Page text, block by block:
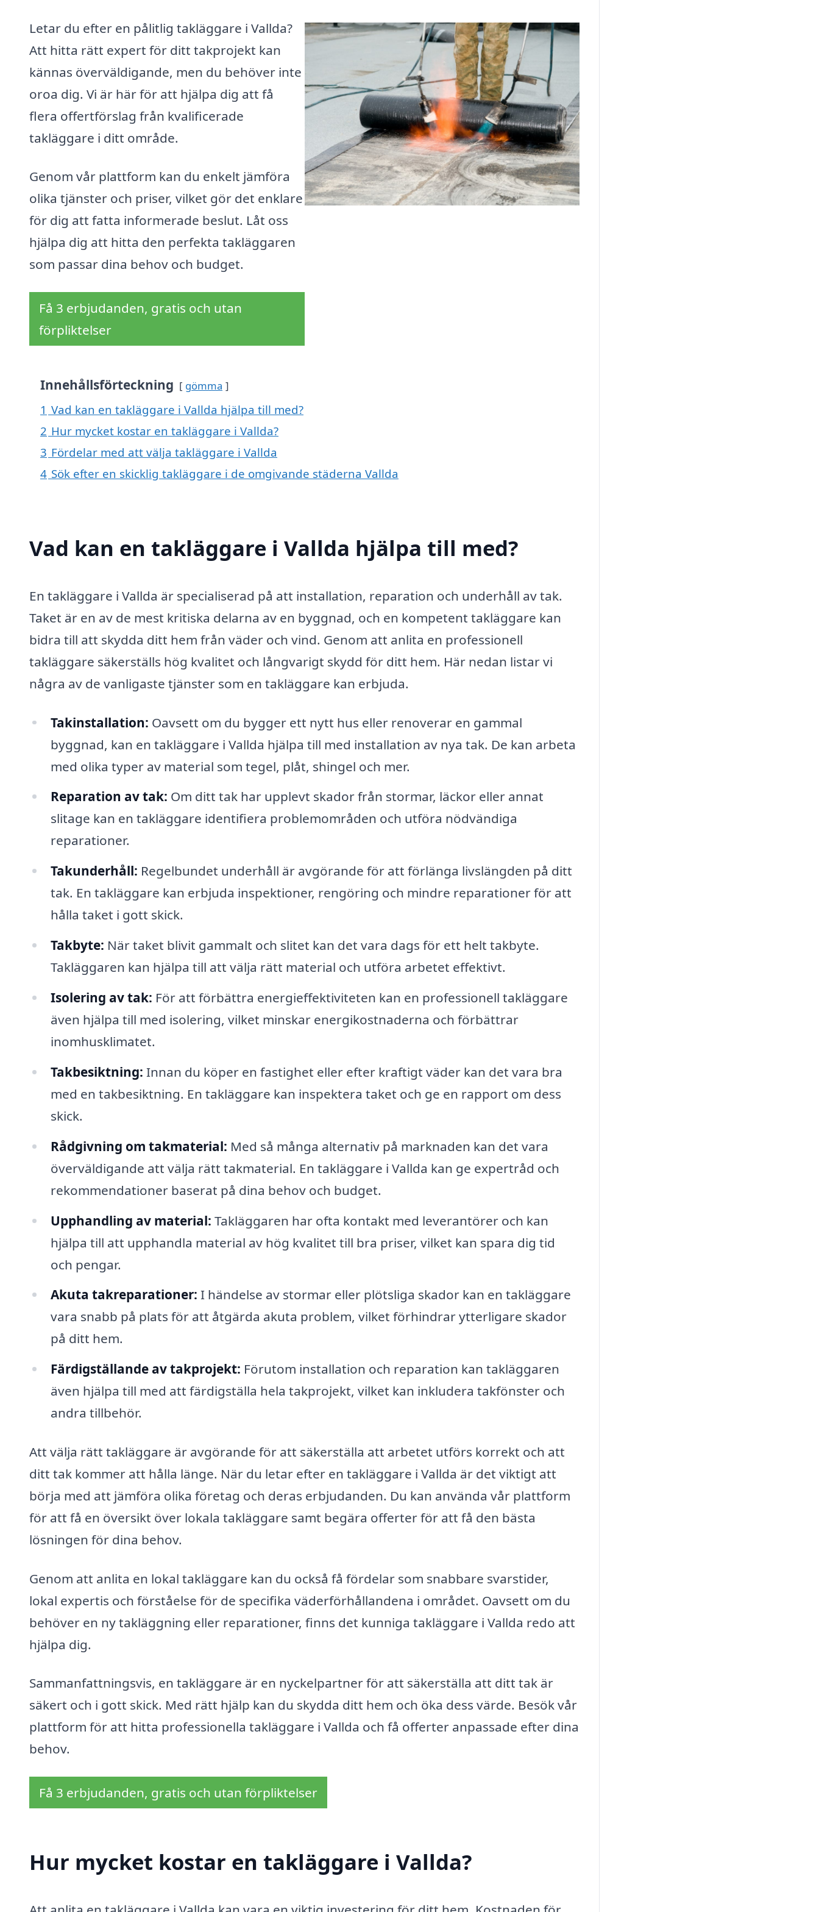
Letar du efter en pålitlig takläggare i Vallda?
Att hitta rätt expert för ditt takprojekt kan
kännas överväldigande, men du behöver inte
oroa dig. Vi är här för att hjälpa dig att få
flera offertförslag från kvalificerade
takläggare i ditt område.
Genom vår plattform kan du enkelt jämföra
olika tjänster och priser, vilket gör det enklare
för dig att fatta informerade beslut. Låt oss
hjälpa dig att hitta den perfekta takläggaren
som passar dina behov och budget.
Få 3 erbjudanden, gratis och utan
förpliktelser
Innehållsförteckning gömma
1 Vad kan en takläggare i Vallda hjälpa till med?
2 Hur mycket kostar en takläggare i Vallda?
3 Fördelar med att välja takläggare i Vallda
4 Sök efter en skicklig takläggare i de omgivande städerna Vallda
Vad kan en takläggare i Vallda hjälpa till med?
En takläggare i Vallda är specialiserad på att installation, reparation och underhåll av tak.
Taket är en av de mest kritiska delarna av en byggnad, och en kompetent takläggare kan
bidra till att skydda ditt hem från väder och vind. Genom att anlita en professionell
takläggare säkerställs hög kvalitet och långvarigt skydd för ditt hem. Här nedan listar vi
några av de vanligaste tjänster som en takläggare kan erbjuda.
Takinstallation: Oavsett om du bygger ett nytt hus eller renoverar en gammal
byggnad, kan en takläggare i Vallda hjälpa till med installation av nya tak. De kan arbeta
med olika typer av material som tegel, plåt, shingel och mer.
Reparation av tak: Om ditt tak har upplevt skador från stormar, läckor eller annat
slitage kan en takläggare identifiera problemområden och utföra nödvändiga
reparationer.
Takunderhåll: Regelbundet underhåll är avgörande för att förlänga livslängden på ditt
tak. En takläggare kan erbjuda inspektioner, rengöring och mindre reparationer för att
hålla taket i gott skick.
Takbyte: När taket blivit gammalt och slitet kan det vara dags för ett helt takbyte.
Takläggaren kan hjälpa till att välja rätt material och utföra arbetet effektivt.
Isolering av tak: För att förbättra energieffektiviteten kan en professionell takläggare
även hjälpa till med isolering, vilket minskar energikostnaderna och förbättrar
inomhusklimatet.
Takbesiktning: Innan du köper en fastighet eller efter kraftigt väder kan det vara bra
med en takbesiktning. En takläggare kan inspektera taket och ge en rapport om dess
skick.
Rådgivning om takmaterial: Med så många alternativ på marknaden kan det vara
överväldigande att välja rätt takmaterial. En takläggare i Vallda kan ge expertråd och
rekommendationer baserat på dina behov och budget.
Upphandling av material: Takläggaren har ofta kontakt med leverantörer och kan
hjälpa till att upphandla material av hög kvalitet till bra priser, vilket kan spara dig tid
och pengar.
Akuta takreparationer: I händelse av stormar eller plötsliga skador kan en takläggare
vara snabb på plats för att åtgärda akuta problem, vilket förhindrar ytterligare skador
på ditt hem.
Färdigställande av takprojekt: Förutom installation och reparation kan takläggaren
även hjälpa till med att färdigställa hela takprojekt, vilket kan inkludera takfönster och
andra tillbehör.
Att välja rätt takläggare är avgörande för att säkerställa att arbetet utförs korrekt och att
ditt tak kommer att hålla länge. När du letar efter en takläggare i Vallda är det viktigt att
börja med att jämföra olika företag och deras erbjudanden. Du kan använda vår plattform
för att få en översikt över lokala takläggare samt begära offerter för att få den bästa
lösningen för dina behov.
Genom att anlita en lokal takläggare kan du också få fördelar som snabbare svarstider,
lokal expertis och förståelse för de specifika väderförhållandena i området. Oavsett om du
behöver en ny takläggning eller reparationer, finns det kunniga takläggare i Vallda redo att
hjälpa dig.
Sammanfattningsvis, en takläggare är en nyckelpartner för att säkerställa att ditt tak är
säkert och i gott skick. Med rätt hjälp kan du skydda ditt hem och öka dess värde. Besök vår
plattform för att hitta professionella takläggare i Vallda och få offerter anpassade efter dina
behov.
Få 3 erbjudanden, gratis och utan förpliktelser
Hur mycket kostar en takläggare i Vallda?